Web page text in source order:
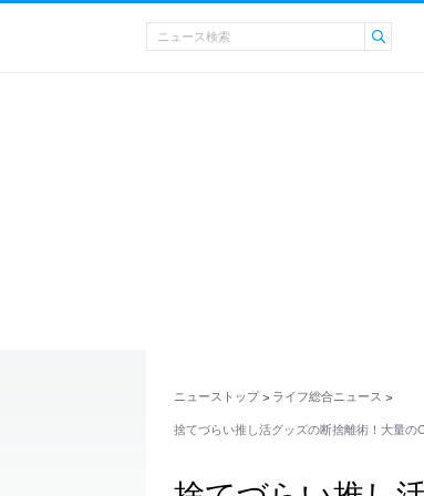
ニューストップ > ライフ総合ニュース >
捨てづらい推し活グッズの断捨離術！大量の